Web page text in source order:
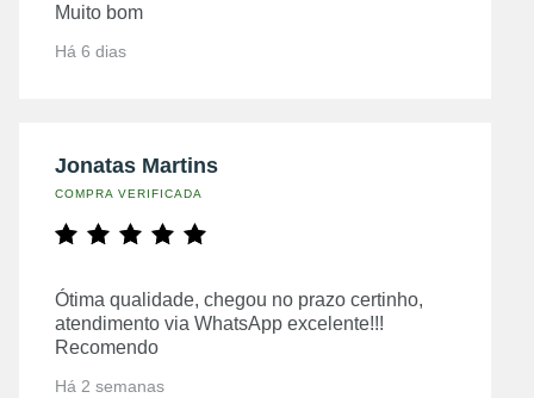
Muito bom
Há 6 dias
Jonatas Martins
COMPRA VERIFICADA
Ótima qualidade, chegou no prazo certinho,
atendimento via WhatsApp excelente!!!
Recomendo
Há 2 semanas